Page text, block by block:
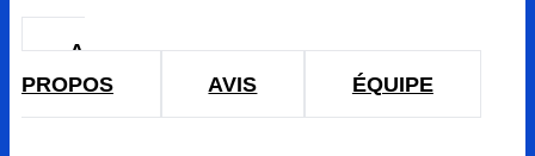
A
PROPOS
AVIS ÉQUIPE